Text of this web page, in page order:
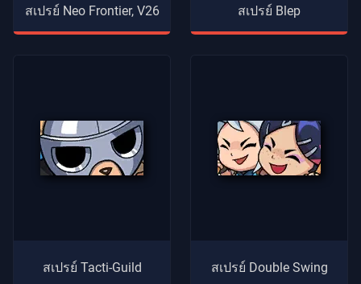
สเปรย์ Neo Frontier, V26 สเปรย์ Blep
สเปรย์ Tacti-Guild สเปรย์ Double Swing